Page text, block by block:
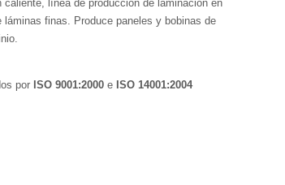
caliente, línea de producción de laminación en
finas. Produce paneles y bobinas de
por ISO 9001:2000 e ISO 14001:2004